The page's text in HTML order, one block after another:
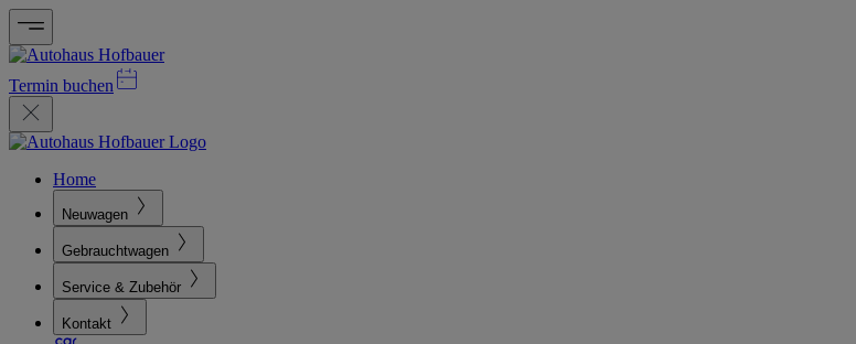
Termin buchen
Home
Neuwagen
Gebrauchtwagen
Service & Zubehör
Kontakt